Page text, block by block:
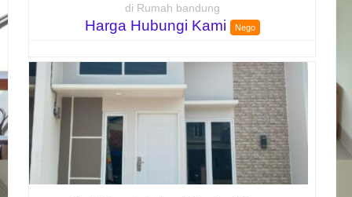
di Rumah bandung
Harga Hubungi Kami Nego